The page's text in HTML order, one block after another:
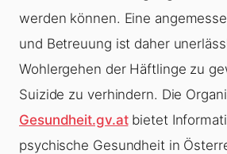
werden können. Eine
und Betreuung ist daher
Wohlergehen der Häftlinge zu
Suizide zu verhindern. Die
Gesundheit.gv.atbietet
psychische Gesundheit in